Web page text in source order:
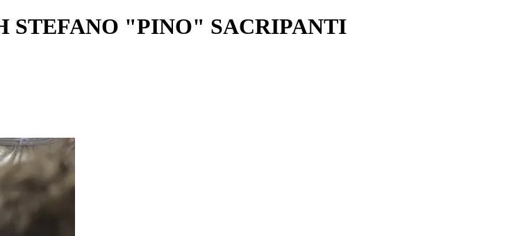
STEFANO "PINO" SACRIPANTI